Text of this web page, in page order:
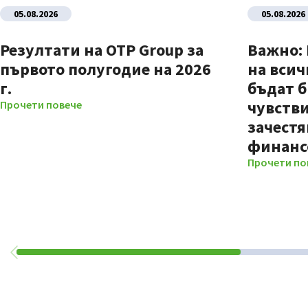
05.08.2026
Резултати на OTP Group за
първото полугодие на 2026
г.
Прочети повече
05.08.2026
Важно:
на
бъдат
Прочети